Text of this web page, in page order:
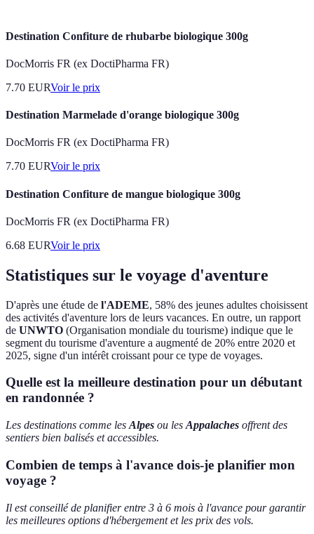
Destination Confiture de rhubarbe biologique 300g
DocMorris FR (ex DoctiPharma FR)
7.70 EURVoir le prix
Destination Marmelade d'orange biologique 300g
DocMorris FR (ex DoctiPharma FR)
7.70 EURVoir le prix
Destination Confiture de mangue biologique 300g
DocMorris FR (ex DoctiPharma FR)
6.68 EURVoir le prix
Statistiques sur le voyage d'aventure
D'après une étude de l'ADEME, 58% des jeunes adultes choisissent
des activités d'aventure lors de leurs vacances. En outre, un rapport
de UNWTO (Organisation mondiale du tourisme) indique que le
segment du tourisme d'aventure a augmenté de 20% entre 2020 et
2025, signe d'un intérêt croissant pour ce type de voyages.
Quelle est la meilleure destination pour un débutant
en randonnée ?
Les destinations comme les Alpes ou les Appalaches offrent des
sentiers bien balisés et accessibles.
Combien de temps à l'avance dois-je planifier mon
voyage ?
Il est conseillé de planifier entre 3 à 6 mois à l'avance pour garantir
les meilleures options d'hébergement et les prix des vols.